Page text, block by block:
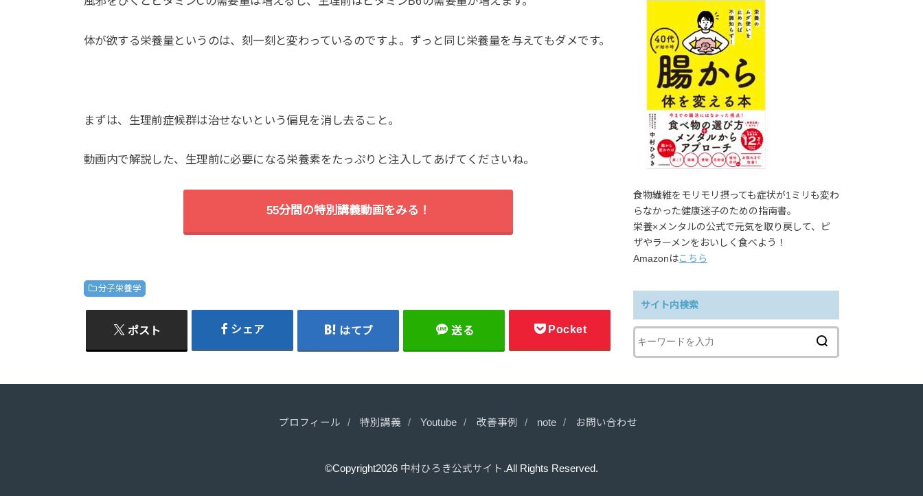
体が欲する栄養量というのは、刻一刻と変わっているのですよ。ずっと同じ栄養量を与えてもダメです。
まずは、生理前症候群は治せないという偏見を消し去ること。
動画内で解説した、生理前に必要になる栄養素をたっぷりと注入してあげてくださいね。
55分間の特別講義動画をみる！
分子栄養学
ポスト シェア はてブ 送る Pocket
食物繊維をモリモリ摂っても症状が1ミリも変わ
らなかった健康迷子のための指南書。
栄養×メンタルの公式で元気を取り戻して、ピ
ザやラーメンをおいしく食べよう！
Amazonはこちら
サイト内検索
プロフィール 特別講義 Youtube 改善事例 note お問い合わせ
©Copyright2026 中村ひろき公式サイト .All Rights Reserved.